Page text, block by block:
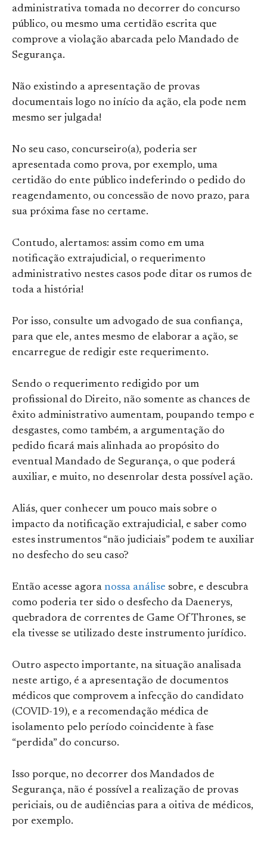
administrativa tomada no decorrer do concurso
público, ou mesmo uma certidão escrita que
comprove a violação abarcada pelo Mandado de
Segurança.
Não existindo a apresentação de provas
documentais logo no início da ação, ela pode nem
mesmo ser julgada!
No seu caso, concurseiro(a), poderia ser
apresentada como prova, por exemplo, uma
certidão do ente público indeferindo o pedido do
reagendamento, ou concessão de novo prazo, para
sua próxima fase no certame.
Contudo, alertamos: assim como em uma
notificação extrajudicial, o requerimento
administrativo nestes casos pode ditar os rumos de
toda a história!
Por isso, consulte um advogado de sua confiança,
para que ele, antes mesmo de elaborar a ação, se
encarregue de redigir este requerimento.
Sendo o requerimento redigido por um
profissional do Direito, não somente as chances de
êxito administrativo aumentam, poupando tempo e
desgastes, como também, a argumentação do
pedido ficará mais alinhada ao propósito do
eventual Mandado de Segurança, o que poderá
auxiliar, e muito, no desenrolar desta possível ação.
Aliás, quer conhecer um pouco mais sobre o
impacto da notificação extrajudicial, e saber como
estes instrumentos “não judiciais” podem te auxiliar
no desfecho do seu caso?
Então acesse agora nossa análise sobre, e descubra
como poderia ter sido o desfecho da Daenerys,
quebradora de correntes de Game Of Thrones, se
ela tivesse se utilizado deste instrumento jurídico.
Outro aspecto importante, na situação analisada
neste artigo, é a apresentação de documentos
médicos que comprovem a infecção do candidato
(COVID-19), e a recomendação médica de
isolamento pelo período coincidente à fase
“perdida” do concurso.
Isso porque, no decorrer dos Mandados de
Segurança, não é possível a realização de provas
periciais, ou de audiências para a oitiva de médicos,
por exemplo.